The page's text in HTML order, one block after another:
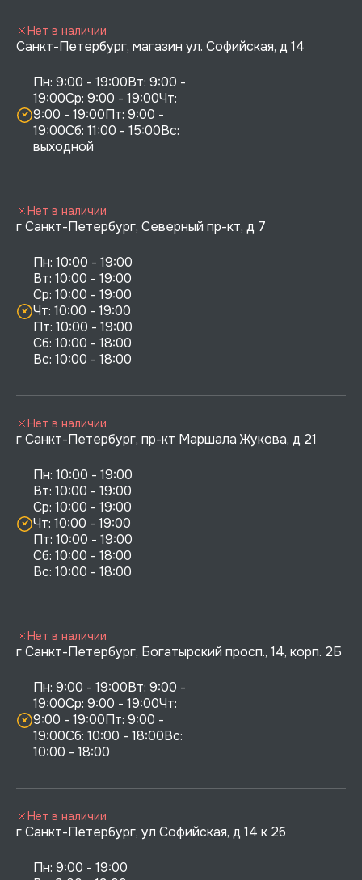
Санкт-Петербург, магазин ул. Софийская, д 14
Пн: 9:00 - 19:00Вт: 9:00 -
19:00Ср: 9:00 - 19:00Чт:
9:00 - 19:00Пт: 9:00 -
19:00Сб: 11:00 - 15:00Вс:
выходной
Нет в наличии
г Санкт-Петербург, Северный пр-кт, д 7
Пн: 10:00 - 19:00
Вт: 10:00 - 19:00
Ср: 10:00 - 19:00
Чт: 10:00 - 19:00
Пт: 10:00 - 19:00
Сб: 10:00 - 18:00
Нет в наличии
г Санкт-Петербург, пр-кт Маршала Жукова, д 21
Пн: 10:00 - 19:00
Вт: 10:00 - 19:00
Ср: 10:00 - 19:00
Чт: 10:00 - 19:00
Пт: 10:00 - 19:00
Сб: 10:00 - 18:00
Нет в наличии
г Санкт-Петербург, Богатырский просп., 14, корп. 2Б
Пн: 9:00 - 19:00Вт: 9:00 -
19:00Ср: 9:00 - 19:00Чт:
9:00 - 19:00Пт: 9:00 -
19:00Сб: 10:00 - 18:00Вс:
10:00 - 18:00
Нет в наличии
г Санкт-Петербург, ул Софийская, д 14 к 2б
Пн: 9:00 - 19:00
Нет в наличии